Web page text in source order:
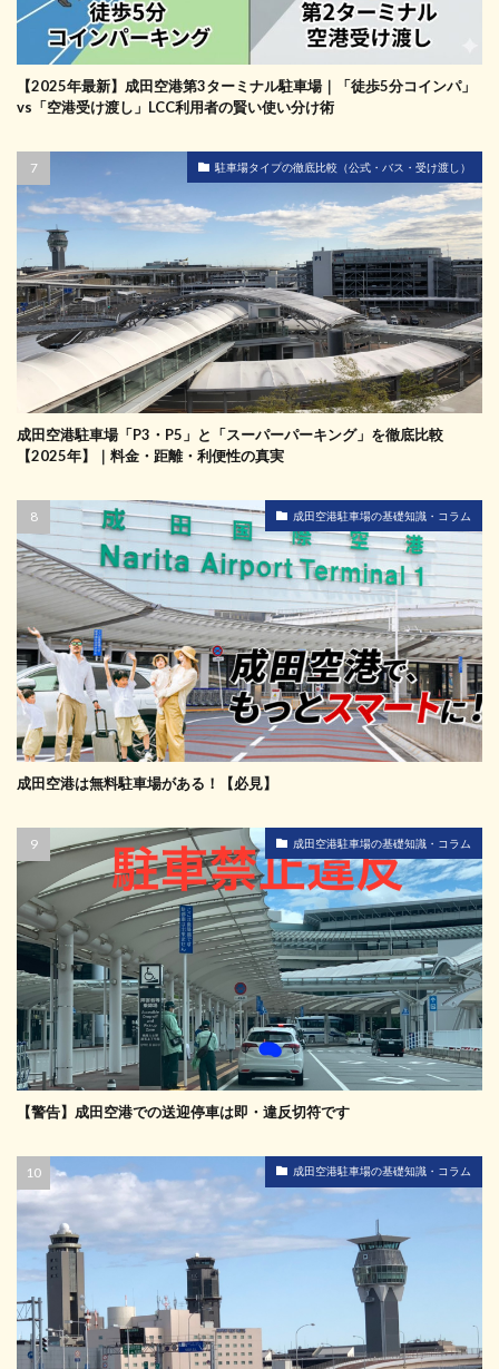
【2025年最新】成田空港第3ターミナル駐車場｜「徒歩5分コインパ」
vs「空港受け渡し」LCC利用者の賢い使い分け術
駐車場タイプの徹底比較（公式・バス・受け渡し）
成田空港駐車場「P3・P5」と「スーパーパーキング」を徹底比較
【2025年】｜料金・距離・利便性の真実
成田空港駐車場の基礎知識・コラム
成田空港は無料駐車場がある！【必見】
成田空港駐車場の基礎知識・コラム
【警告】成田空港での送迎停車は即・違反切符です
成田空港駐車場の基礎知識・コラム